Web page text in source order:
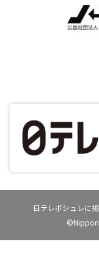
日テレポシュレに
©Nippon